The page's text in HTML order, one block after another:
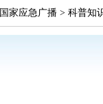
国家应急广播 > 科普知